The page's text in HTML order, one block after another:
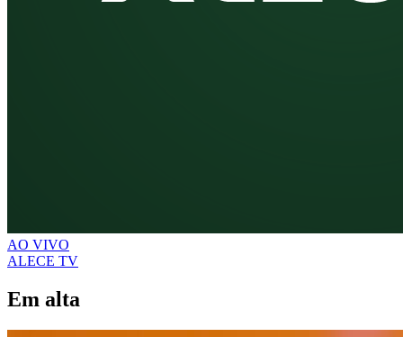
AO VIVO
ALECE TV
Em alta